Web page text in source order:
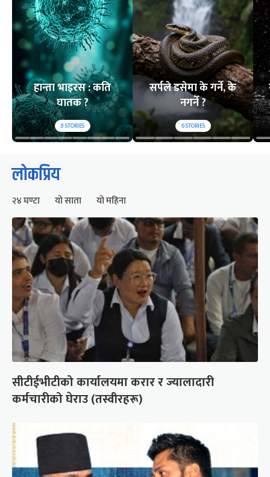
हान्ता भाइरस : कति
घातक ?
8STORIES
सर्पले डसेमा के गर्ने, के
नगर्ने ?
6STORIES
लोकप्रिय
२४ घण्टा यो साता यो महिना
सीटीईभीटीको कार्यालयमा करार र ज्यालादारी
कर्मचारीको घेराउ (तस्वीरहरू)